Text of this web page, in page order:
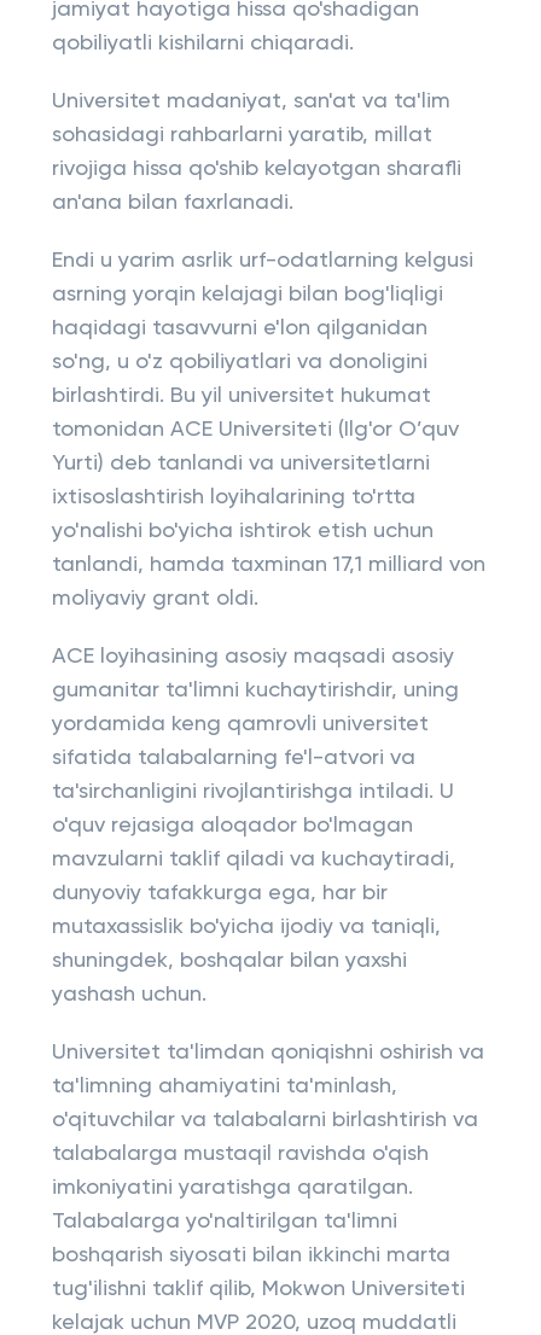
jamiyat hayotiga hissa qo'shadigan
qobiliyatli kishilarni chiqaradi.
Universitet madaniyat, san'at va ta'lim
sohasidagi rahbarlarni yaratib, millat
rivojiga hissa qo'shib kelayotgan sharafli
an'ana bilan faxrlanadi.
Endi u yarim asrlik urf-odatlarning kelgusi
asrning yorqin kelajagi bilan bog'liqligi
haqidagi tasavvurni e'lon qilganidan
so'ng, u o'z qobiliyatlari va donoligini
birlashtirdi. Bu yil universitet hukumat
tomonidan ACE Universiteti (Ilg'or O’quv
Yurti) deb tanlandi va universitetlarni
ixtisoslashtirish loyihalarining to'rtta
yo'nalishi bo'yicha ishtirok etish uchun
tanlandi, hamda taxminan 17,1 milliard von
moliyaviy grant oldi.
ACE loyihasining asosiy maqsadi asosiy
gumanitar ta'limni kuchaytirishdir, uning
yordamida keng qamrovli universitet
sifatida talabalarning fe'l-atvori va
ta'sirchanligini rivojlantirishga intiladi. U
o'quv rejasiga aloqador bo'lmagan
mavzularni taklif qiladi va kuchaytiradi,
dunyoviy tafakkurga ega, har bir
mutaxassislik bo'yicha ijodiy va taniqli,
shuningdek, boshqalar bilan yaxshi
yashash uchun.
Universitet ta'limdan qoniqishni oshirish va
ta'limning ahamiyatini ta'minlash,
o'qituvchilar va talabalarni birlashtirish va
talabalarga mustaqil ravishda o'qish
imkoniyatini yaratishga qaratilgan.
Talabalarga yo'naltirilgan ta'limni
boshqarish siyosati bilan ikkinchi marta
tug'ilishni taklif qilib, Mokwon Universiteti
kelajak uchun MVP 2020, uzoq muddatli